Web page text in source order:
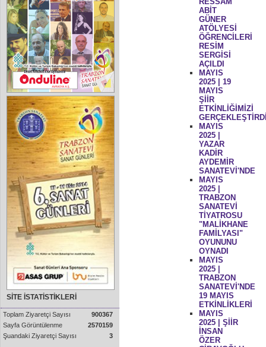
SİTE İSTATİSTİKLERİ
Toplam Ziyaretçi Sayısı
900367
Sayfa Görüntülenme
2570159
Şuandaki Ziyaretçi Sayısı
3
ABİT
GÜNER
ATÖLYESİ
ÖĞRENCİLERİ
RESİM
SERGİSİ
AÇILDI
MAYIS
2025 | 19
MAYIS
ŞİİR
ETKİNLİĞİMİZİ
MAYIS
2025 |
YAZAR
KADİR
AYDEMİR
SANATEVİ'NDE
MAYIS
2025 |
TRABZON
SANATEVİ
TİYATROSU
"MALİKHANE
FAMİLYASI"
OYUNUNU
OYNADI
MAYIS
2025 |
TRABZON
SANATEVİ'NDE
19 MAYIS
ETKİNLİKLERİ
MAYIS
2025 | ŞİİR
İNSAN
ÖZER